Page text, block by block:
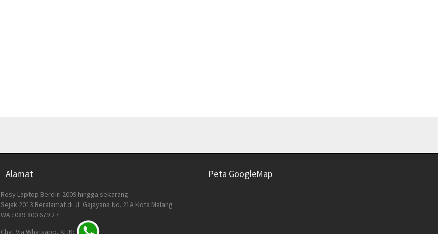
Alamat
Rosy Laptop Berdiri 2009 hingga sekarang
Sejak 2013 Beralamat di Jl. Gajayana No. 21A Kota Malang
WA : 089 800 679 27
Chat Via Whatsapp, KLIK:
Peta GoogleMap